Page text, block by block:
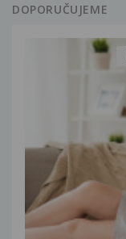
DOPORUČUJEME